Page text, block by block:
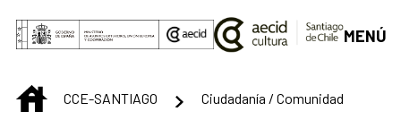
Saltar al contenido principal
MENÚ
INICIOCCE-SANTIAGO Ciudadanía / Comunidad